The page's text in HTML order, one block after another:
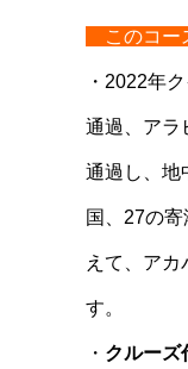
このコー
・2022年
通過、アラ
通過し、地
国、27の
えて、ア
す。
・ クルーズ